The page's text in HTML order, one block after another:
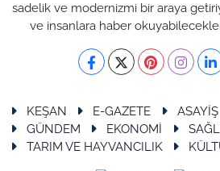
sadelik ve modernizmi bir araya
ve insanlara haber
KEŞAN E-GAZETE ASAYİŞ
GÜNDEM
EKONOMİ
TARIM VE HAYVANCILIK